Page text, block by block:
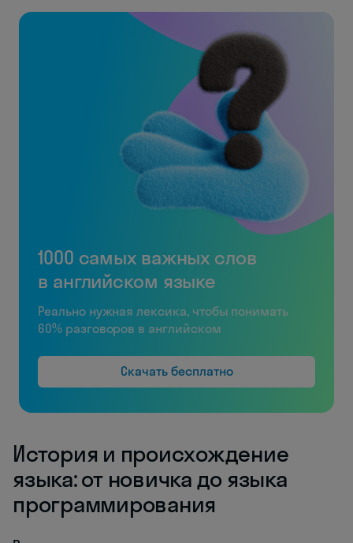
1000 самых важных слов
в английском языке
Реально нужная лексика, чтобы понимать
60% разговоров в английском
Скачать бесплатно
История и происхождение
языка: от новичка до языка
программирования